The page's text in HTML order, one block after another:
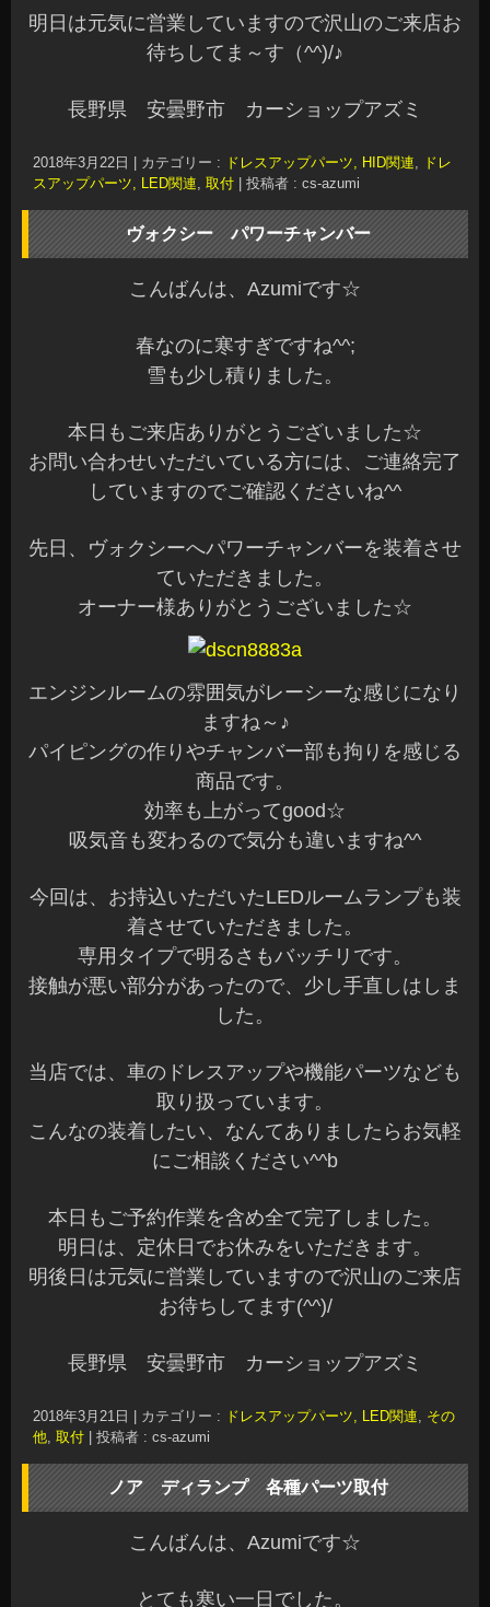
明日は元気に営業していますので沢山のご来店お
待ちしてま～す（^^)/♪
長野県 安曇野市 カーショップアズミ
2018年3月22日 カテゴリー : ドレスアップパーツ, HID関連, ドレ
スアップパーツ, LED関連, 取付 投稿者 : cs-azumi
ヴォクシー パワーチャンバー
こんばんは、Azumiです☆
春なのに寒すぎですね^^;
雪も少し積りました。
本日もご来店ありがとうございました☆
お問い合わせいただいている方には、ご連絡完了
していますのでご確認くださいね^^
先日、ヴォクシーへパワーチャンバーを装着させ
ていただきました。
オーナー様ありがとうございました☆
エンジンルームの雰囲気がレーシーな感じになり
ますね～♪
パイピングの作りやチャンバー部も拘りを感じる
商品です。
効率も上がってgood☆
吸気音も変わるので気分も違いますね^^
今回は、お持込いただいたLEDルームランプも装
着させていただきました。
専用タイプで明るさもバッチリです。
接触が悪い部分があったので、少し手直しはしま
した。
当店では、車のドレスアップや機能パーツなども
取り扱っています。
こんなの装着したい、なんてありましたらお気軽
にご相談ください^^b
本日もご予約作業を含め全て完了しました。
明日は、定休日でお休みをいただきます。
明後日は元気に営業していますので沢山のご来店
お待ちしてます(^^)/
長野県 安曇野市 カーショップアズミ
2018年3月21日 カテゴリー : ドレスアップパーツ, LED関連, その
他, 取付 投稿者 : cs-azumi
ノア ディランプ 各種パーツ取付
こんばんは、Azumiです☆
とても寒い一日でした。